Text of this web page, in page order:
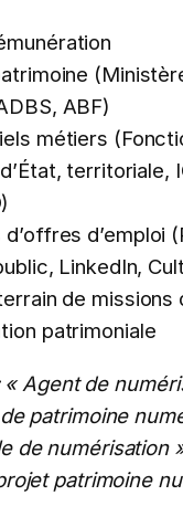
ABF)
métiers
territoriale,
d’emploi
LinkedIn,
de missions
patrimoniale
« Agent de
patrimoine
de numérisation
patrimoine